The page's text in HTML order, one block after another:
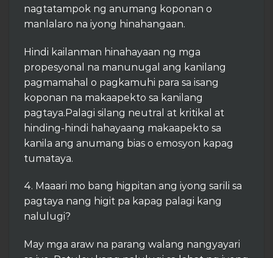
nagtatampok ng anumang koponan o
manlalaro na iyong hinahangaan.
Hindi kailanman hinahayaan ng mga
propesyonal na manunugal ang kanilang
pagmamahal o pagkamuhi para sa isang
koponan na makaapekto sa kanilang
pagtaya.Palagi silang neutral at kritikal at
hinding-hindi hahayaang makaapekto sa
kanila ang anumang bias o emosyon kapag
tumataya.
4. Maaari mo bang higpitan ang iyong sarili sa
pagtaya nang higit pa kapag palagi kang
nalulugi?
May mga araw na parang walang nangyayari